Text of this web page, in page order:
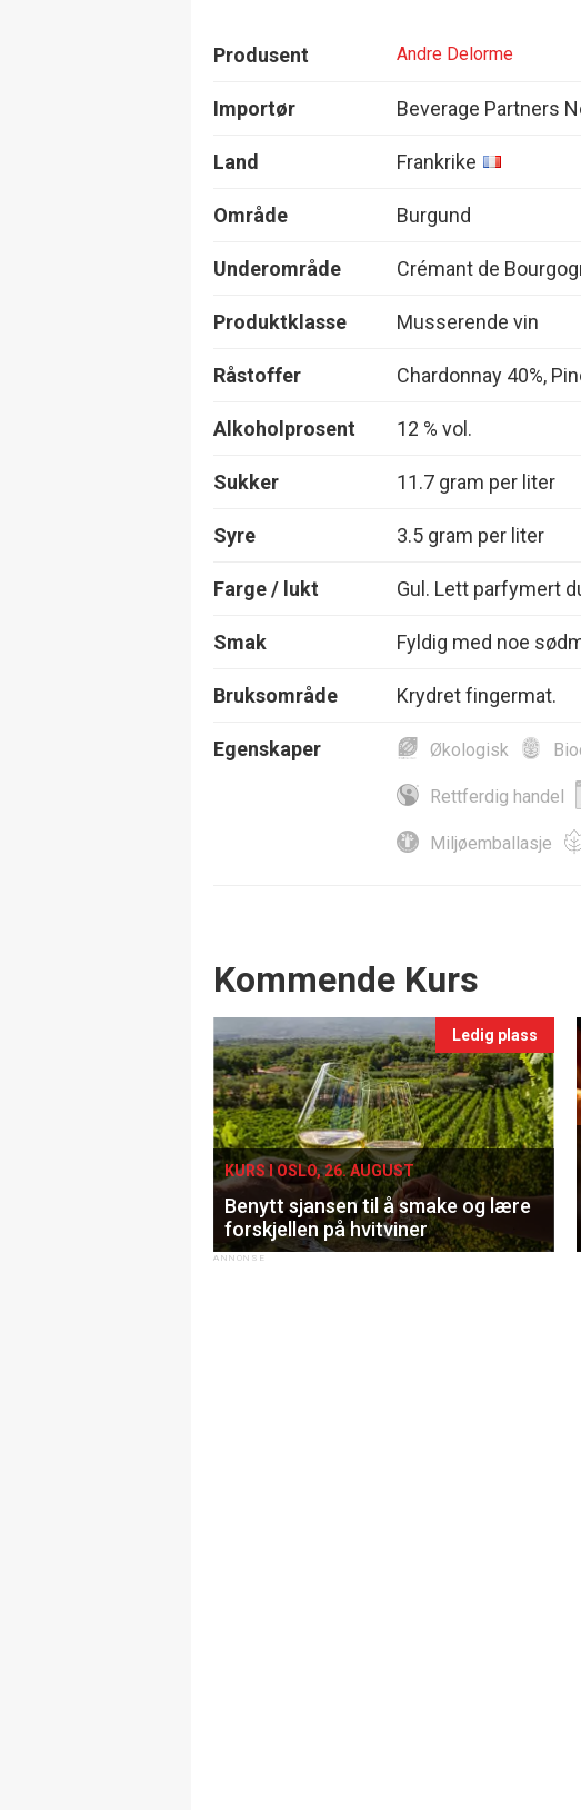
Produsent Andre Delorme
Importør Beverage Partners
Land Frankrike
Område Burgund
Underområde Crémant de
Produktklasse Musserende vin
Råstoffer Chardonnay 40%,
Alkoholprosent 12 % vol.
Sukker 11.7 gram per liter
Syre 3.5 gram per liter
Farge / lukt Gul. Lett parfymert
Smak Fyldig med noe
Bruksområde Krydret fingermat.
Egenskaper Økologisk
Rettferdig handel
Miljøemballasje
Events
Kommende Kurs
Ledig plass
KURS I OSLO, 26. AUGUST
Benytt sjansen til å smake og lære
forskjellen på hvitviner